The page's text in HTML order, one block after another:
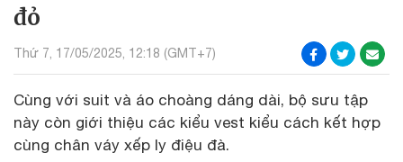
đỏ
Thứ 7, 17/05/2025, 12:18 (GMT+7)
Cùng với suit và áo choàng dáng dài, bộ sưu tập
này còn giới thiệu các kiểu vest kiểu cách kết hợp
cùng chân váy xếp ly điệu đà.